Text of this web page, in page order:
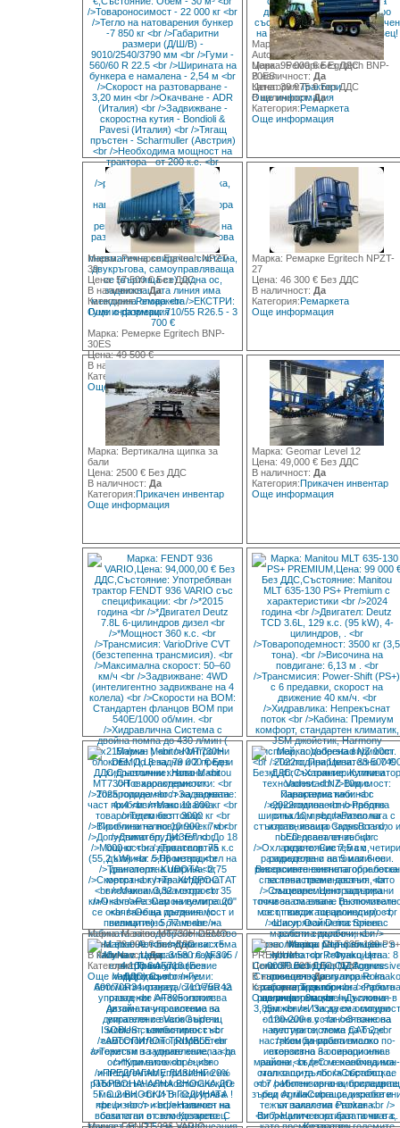
Марка: John Deere 8285R -
AutoPower
Цена: 95 000 € Без ДДС
В наличност:Да
Категория:Трактори
Още информация
Марка: Ремерке Egritech BNP-
30ES
Цена: 49 500 €
В наличност:
Категория:
Още информация
Марка: Ремарке Egritech BNP-
20ES
Цена: 39 975 € Без ДДС
В наличност:Да
Категория:Ремаркета
Още информация
Марка: Ремарке Egritech NPZT-
39
Цена: 57 500 € Без ДДС
В наличност:Да
Категория:Ремаркета
Още информация
Марка: Ремарке Egritech NPZT-
27
Цена: 46 300 € Без ДДС
В наличност:Да
Категория:Ремаркета
Още информация
Марка: Вертикална щипка за
бали
Цена: 2500 € Без ДДС
В наличност: Да
Категория:Прикачен инвентар
Още информация
Марка: Geomar Level 12
Цена: 49,000 € Без ДДС
В наличност:Да
Категория:Прикачен инвентар
Още информация
Марка: Manitou MLT 635-130 PS+
PREMIUM
Цена: 99 000 € Без ДДС
В наличност:Да
Категория:Трактори
Още информация
Марка: Manitou MT730H DEMO
Цена: 79 000 € Без ДДС
В наличност:Да
Категория:Трактори
Още информация